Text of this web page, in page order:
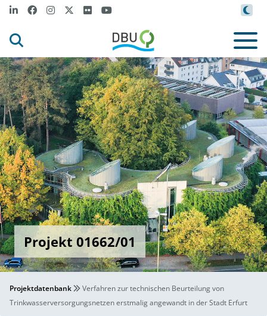
Projekt 01662/01
Projektdatenbank
Verfahren zur technischen Beurteilung von
Trinkwasserversorgungsnetzen erstmalig angewandt in der Stadt Erfurt